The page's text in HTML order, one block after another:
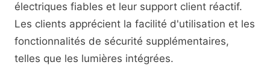
électriques fiables et leur support client réactif.
Les clients apprécient la facilité d'utilisation et les
fonctionnalités de sécurité supplémentaires,
telles que les lumières intégrées.